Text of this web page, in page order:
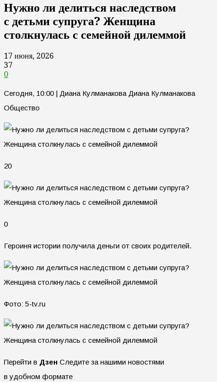
Нужно ли делиться наследством
с детьми супруга? Женщина
столкнулась с семейной дилеммой
17 июня, 2026
37
0
Сегодня, 10:00 | Диана Кулманакова Диана Кулманакова
Общество
20
0
Героиня истории получила деньги от своих родителей.
Фото: 5-tv.ru
Перейти в Дзен Следите за нашими новостями
в удобном формате